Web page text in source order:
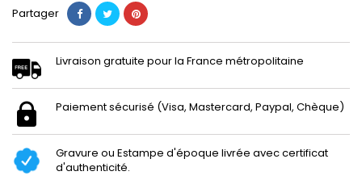
Partager
Livraison gratuite pour la France métropolitaine
Paiement sécurisé (Visa, Mastercard, Paypal, Chèque)
Gravure ou Estampe d'époque livrée avec certificat
d'authenticité.